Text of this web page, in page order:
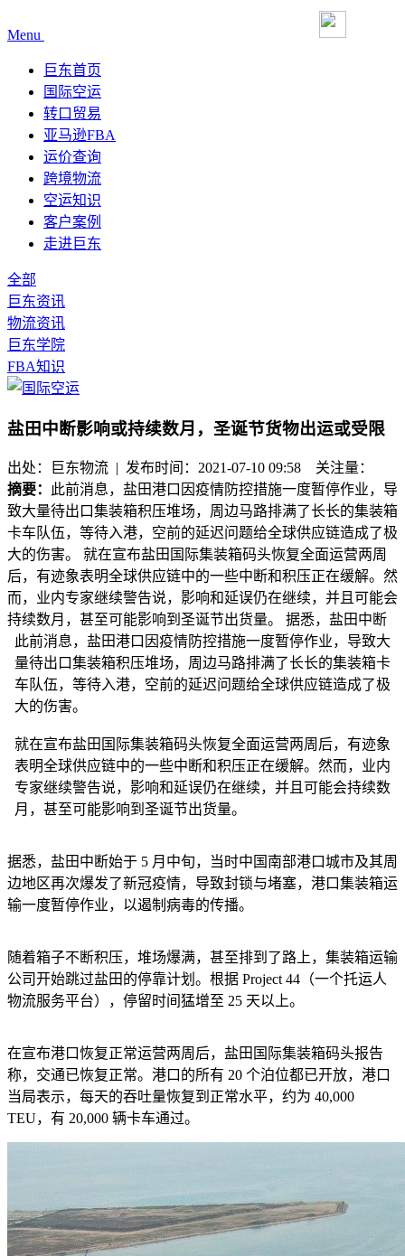
Menu
巨东首页
国际空运
转口贸易
亚马逊FBA
运价查询
跨境物流
空运知识
客户案例
走进巨东
全部
巨东资讯
物流资讯
巨东学院
FBA知识
盐田中断影响或持续数月，圣诞节货物出运或受限
出处：巨东物流 | 发布时间：2021-07-10 09:58 关注量：
摘要：
此前消息，盐田港口因疫情防控措施一度暂停作业，导
致大量待出口集装箱积压堆场，周边马路排满了长长的集装箱
卡车队伍，等待入港，空前的延迟问题给全球供应链造成了极
大的伤害。 就在宣布盐田国际集装箱码头恢复全面运营两周
后，有迹象表明全球供应链中的一些中断和积压正在缓解。然
而，业内专家继续警告说，影响和延误仍在继续，并且可能会
持续数月，甚至可能影响到圣诞节出货量。 据悉，盐田中断
此前消息，盐田港口因疫情防控措施一度暂停作业，导致大
量待出口集装箱积压堆场，周边马路排满了长长的集装箱卡
车队伍，等待入港，空前的延迟问题给全球供应链造成了极
大的伤害。
就在宣布盐田国际集装箱码头恢复全面运营两周后，有迹象
表明全球供应链中的一些中断和积压正在缓解。然而，业内
专家继续警告说，影响和延误仍在继续，并且可能会持续数
月，甚至可能影响到圣诞节出货量。
据悉，盐田中断始于 5 月中旬，当时中国南部港口城市及其周
边地区再次爆发了新冠疫情，导致封锁与堵塞，港口集装箱运
输一度暂停作业，以遏制病毒的传播。
随着箱子不断积压，堆场爆满，甚至排到了路上，集装箱运输
公司开始跳过盐田的停靠计划。根据 Project 44（一个托运人
物流服务平台）， 停留时间猛增至 25 天以上。
在宣布港口恢复正常运营两周后，盐田国际集装箱码头报告
称，交通已恢复正常。港口的所有 20 个泊位都已开放，港口
当局表示，每天的吞吐量恢复到正常水平，约为 40,000
TEU，有 20,000 辆卡车通过。